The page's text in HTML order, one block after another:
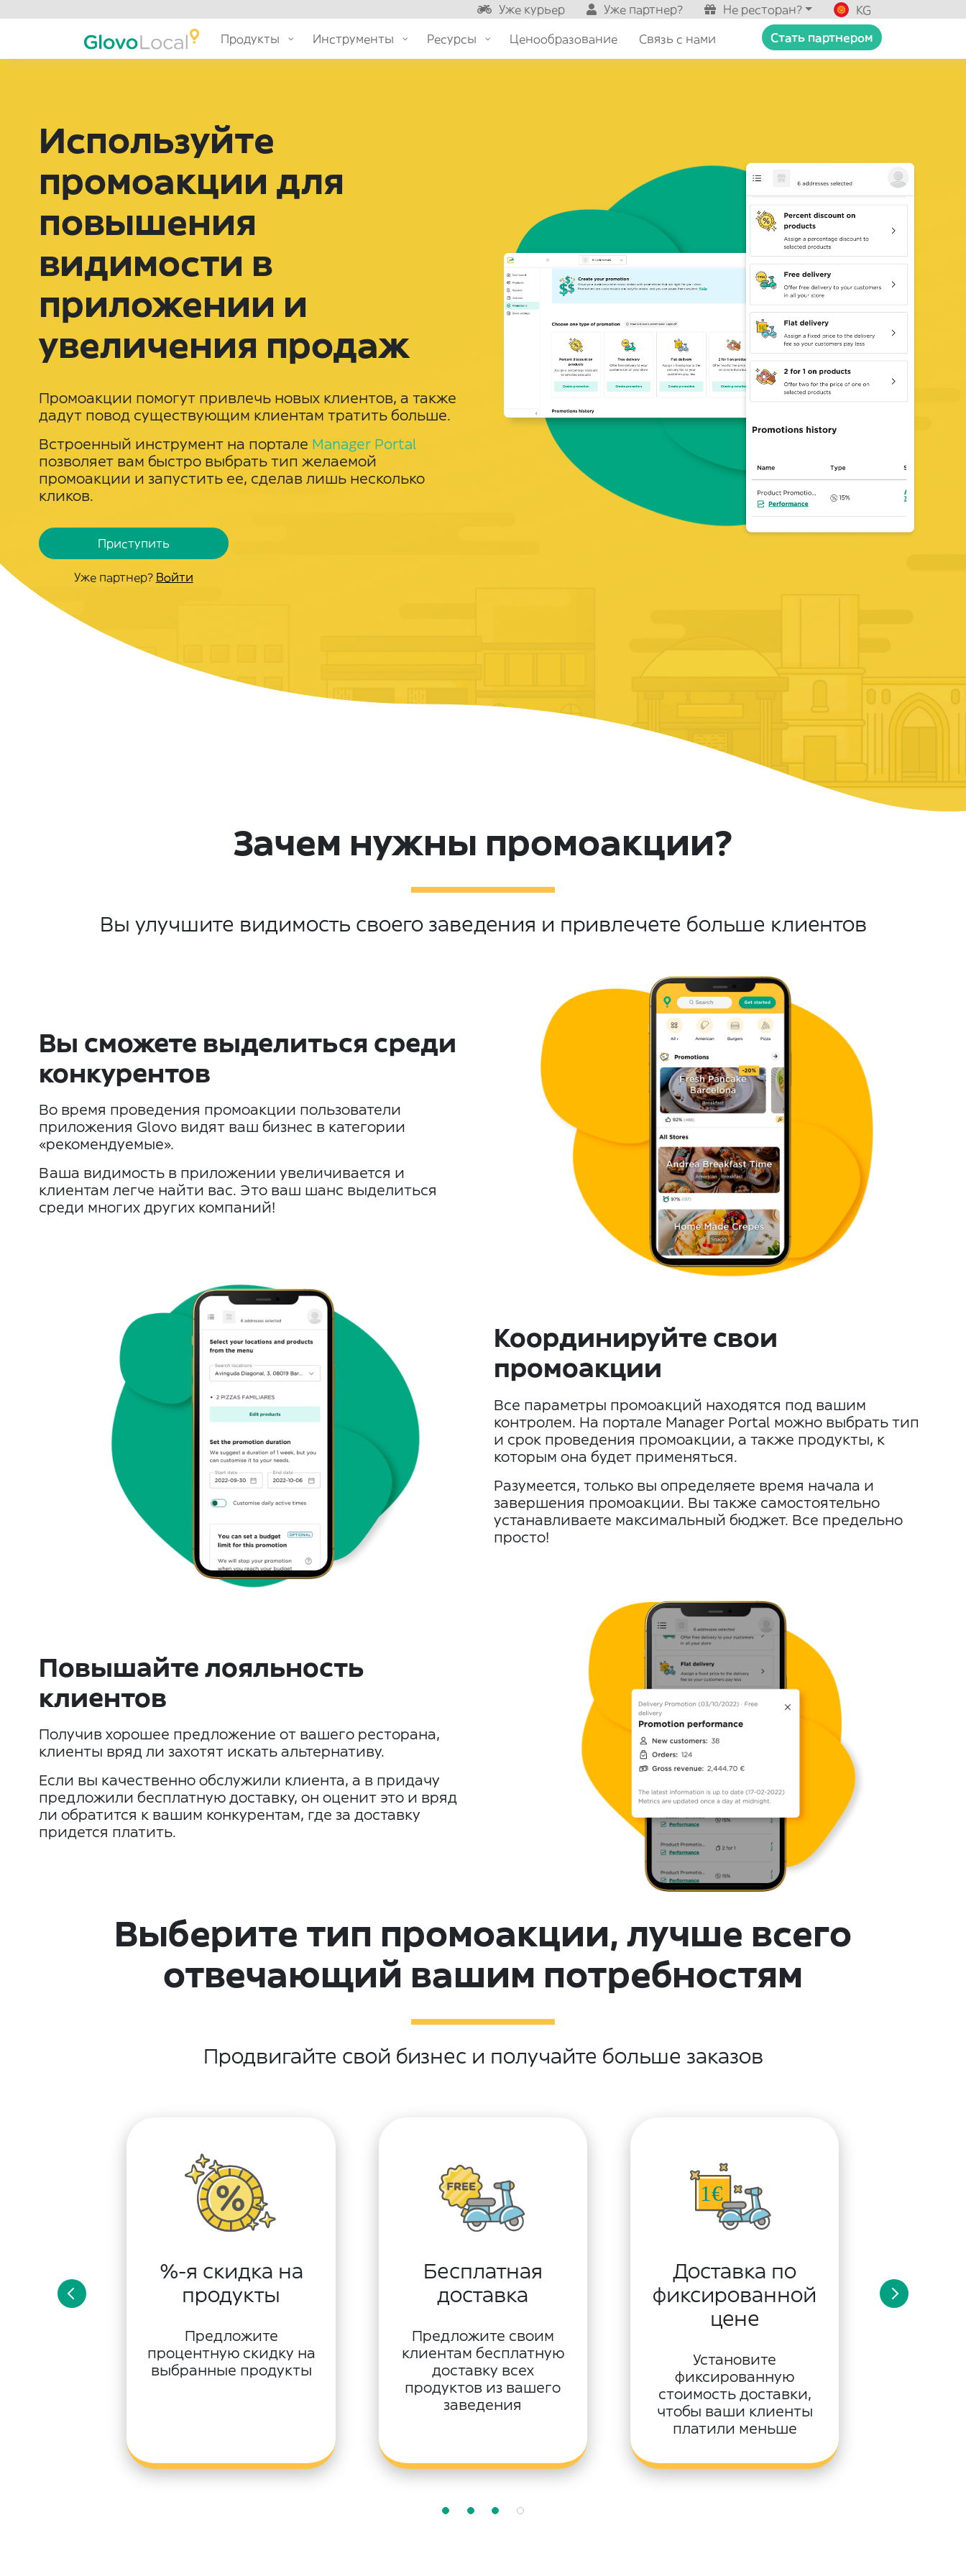
Уже курьер Уже партнер? Не ресторан?
KG
Продукты
Инструменты Ресурсы Ценообразование Связь с нами Стать партнером
Используйте
промоакции для
повышения
видимости в
приложении и
увеличения продаж
Промоакции помогут привлечь новых клиентов, а также
дадут повод существующим клиентам тратить больше.
Встроенный инструмент на портале Manager Portal
позволяет вам быстро выбрать тип желаемой
промоакции и запустить ее, сделав лишь несколько
кликов.
Приступить
Уже партнер? Войти
Зачем нужны промоакции?
Вы улучшите видимость своего заведения и привлечете больше клиентов
Вы сможете выделиться среди
конкурентов
Во время проведения промоакции пользователи
приложения Glovo видят ваш бизнес в категории
«рекомендуемые».
Ваша видимость в приложении увеличивается и
клиентам легче найти вас. Это ваш шанс выделиться
среди многих других компаний!
Координируйте свои
промоакции
Все параметры промоакций находятся под вашим
контролем. На портале Manager Portal можно выбрать тип
и срок проведения промоакции, а также продукты, к
которым она будет применяться.
Разумеется, только вы определяете время начала и
завершения промоакции. Вы также самостоятельно
устанавливаете максимальный бюджет. Все предельно
просто!
Повышайте лояльность
клиентов
Получив хорошее предложение от вашего ресторана,
клиенты вряд ли захотят искать альтернативу.
Если вы качественно обслужили клиента, а в придачу
предложили бесплатную доставку, он оценит это и вряд
ли обратится к вашим конкурентам, где за доставку
придется платить.
Выберите тип промоакции, лучше всего
отвечающий вашим потребностям
Продвигайте свой бизнес и получайте больше заказов
%-я скидка на
продукты
Предложите
процентную скидку на
выбранные продукты
Бесплатная
доставка
Предложите своим
клиентам бесплатную
доставку всех
продуктов из вашего
заведения
Доставка по
фиксированной
цене
Установите
фиксированную
стоимость доставки,
чтобы ваши клиенты
платили меньше